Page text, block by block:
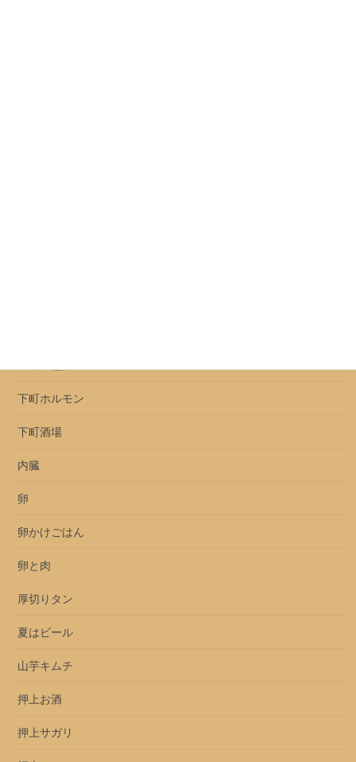
下町ホルモン
下町酒場
内臓
卵
卵かけごはん
卵と肉
厚切りタン
夏はビール
山芋キムチ
押上お酒
押上サガリ